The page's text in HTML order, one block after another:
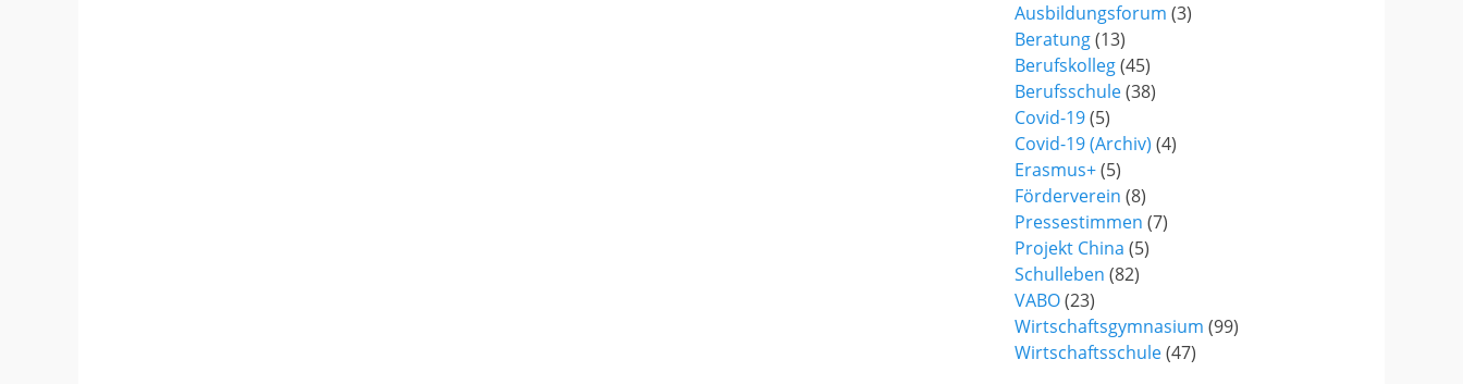
Ausbildungsforum (3)
Beratung(13)
Berufskolleg(45)
Berufsschule(38)
Covid-19(5)
Covid-19 (Archiv) (4)
Erasmus+(5)
Förderverein (8)
Pressestimmen (7)
Projekt China (5)
Schulleben (82)
VABO(23)
Wirtschaftsgymnasium (99)
Wirtschaftsschule(47)